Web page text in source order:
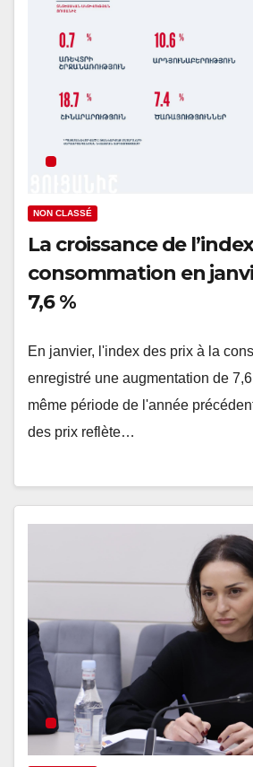
NON CLASSÉ
La croissance de
consommation en
7,6 %
En janvier, l'index des prix à la
enregistré une augmentation de
même période de l'année
des prix reflète…